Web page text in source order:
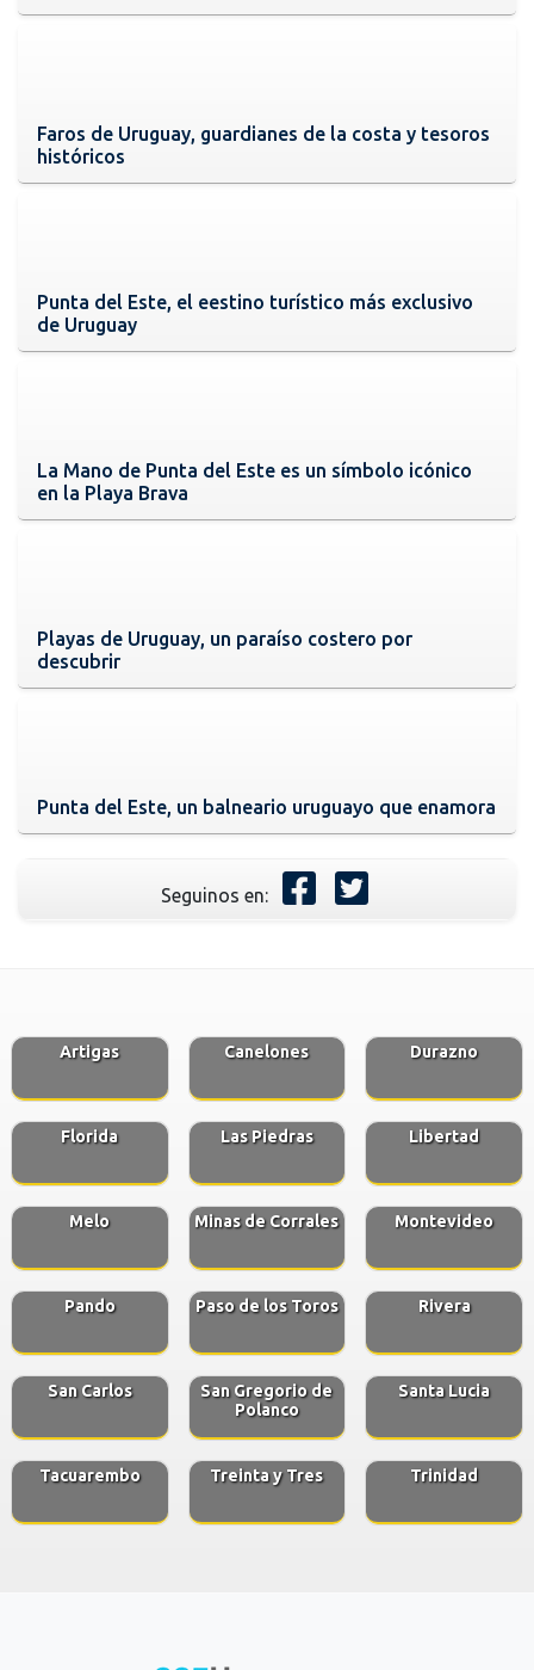
Faros de Uruguay, guardianes de la costa y tesoros
históricos
Punta del Este, el eestino turístico más exclusivo
de Uruguay
La Mano de Punta del Este es un símbolo icónico
en la Playa Brava
Playas de Uruguay, un paraíso costero por
descubrir
Punta del Este, un balneario uruguayo que enamora
Seguinos en:
Artigas Canelones Durazno
Florida Las Piedras Libertad
Melo Minas de Corrales Montevideo
Pando Paso de los Toros Rivera
San Carlos
San Gregorio de
Polanco
Santa Lucia
Tacuarembo Treinta y Tres Trinidad